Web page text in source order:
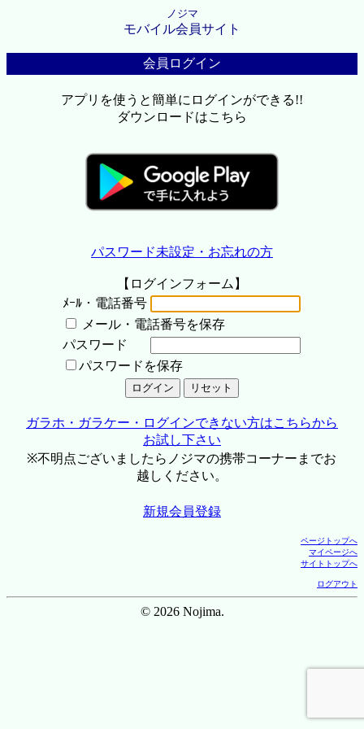
ノジマ
モバイル会員サイト
会員ログイン
アプリを使うと簡単にログインができる!!
ダウンロードはこちら
パスワード未設定・お忘れの方
【ログインフォーム】
ﾒｰﾙ・電話番号
メール・電話番号を保存
パスワード
パスワードを保存
ガラホ・ガラケー・ログインできない方はこちらから
お試し下さい
※不明点ございましたらノジマの携帯コーナーまでお
越しください。
新規会員登録
ページトップへ
マイページへ
サイトトップへ
ログアウト
© 2026 Nojima.